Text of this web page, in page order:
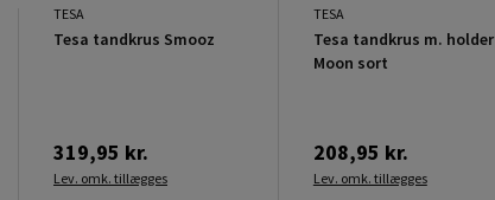
TESA
Tesa tandkrus Smooz
319,95 kr.
Lev. omk. tillægges
TESA
Tesa tandkrus m. holder
Moon sort
208,95 kr.
Lev. omk. tillægges